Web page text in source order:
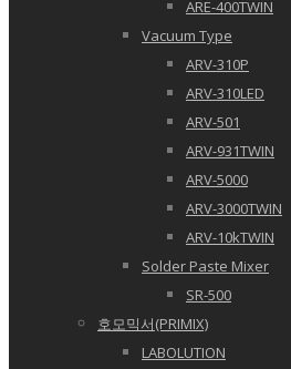
ARE-400TWIN
Vacuum Type
ARV-310P
ARV-310LED
ARV-501
ARV-931TWIN
ARV-5000
ARV-3000TWIN
ARV-10kTWIN
Solder Paste Mixer
SR-500
호모믹서(PRIMIX)
LABOLUTION